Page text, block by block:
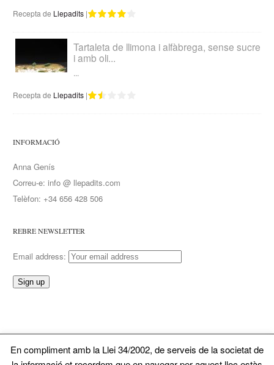
Recepta de Llepadits |
Tartaleta de llimona i alfàbrega, sense sucre
i amb oli...
...
Recepta de Llepadits |
INFORMACIÓ
Anna Genís
Correu-e: info @ llepadits.com
Telèfon: +34 656 428 506
REBRE NEWSLETTER
Email address:
© 2026 Llepadits. Tots ela drets reservats
En compliment amb la Llei 34/2002, de serveis de la societat de